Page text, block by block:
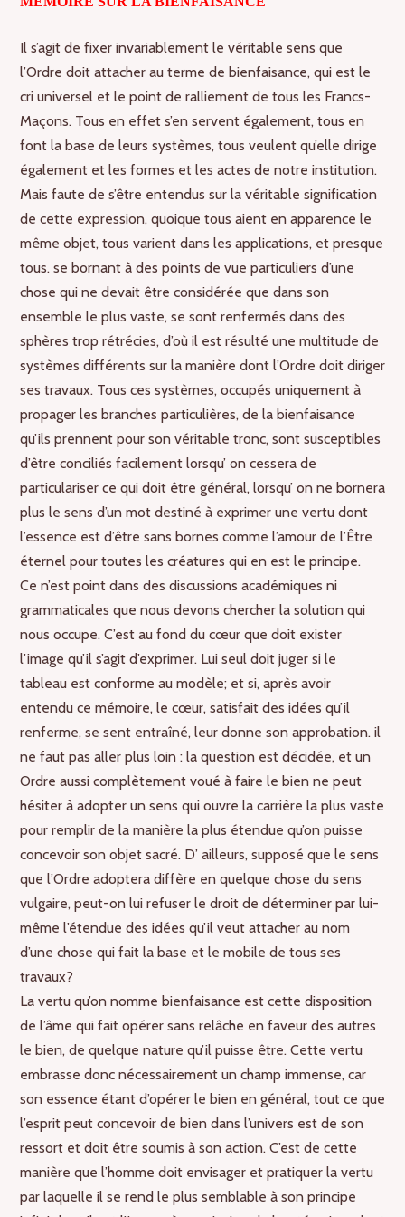
Il s’agit de fixer invariablement le véritable sens que
l’Ordre doit attacher au terme de bienfaisance, qui est le
cri universel et le point de ralliement de tous les Francs-
Maçons. Tous en effet s’en servent également, tous en
font la base de leurs systèmes, tous veulent qu’elle dirige
également et les formes et les actes de notre institution.
Mais faute de s’être entendus sur la véritable signification
de cette expression, quoique tous aient en apparence le
même objet, tous varient dans les applications, et presque
tous. se bornant à des points de vue particuliers d’une
chose qui ne devait être considérée que dans son
ensemble le plus vaste, se sont renfermés dans des
sphères trop rétrécies, d’où il est résulté une multitude de
systèmes différents sur la manière dont l’Ordre doit diriger
ses travaux. Tous ces systèmes, occupés uniquement à
propager les branches particulières, de la bienfaisance
qu’ils prennent pour son véritable tronc, sont susceptibles
d’être conciliés facilement lorsqu’ on cessera de
particulariser ce qui doit être général, lorsqu’ on ne bornera
plus le sens d’un mot destiné à exprimer une vertu dont
l’essence est d’être sans bornes comme l’amour de l’Être
éternel pour toutes les créatures qui en est le principe.
Ce n’est point dans des discussions académiques ni
grammaticales que nous devons chercher la solution qui
nous occupe. C’est au fond du cœur que doit exister
l’image qu’il s’agit d’exprimer. Lui seul doit juger si le
tableau est conforme au modèle; et si, après avoir
entendu ce mémoire, le cœur, satisfait des idées qu’il
renferme, se sent entraîné, leur donne son approbation. il
ne faut pas aller plus loin : la question est décidée, et un
Ordre aussi complètement voué à faire le bien ne peut
hésiter à adopter un sens qui ouvre la carrière la plus vaste
pour remplir de la manière la plus étendue qu’on puisse
concevoir son objet sacré. D’ ailleurs, supposé que le sens
que l’Ordre adoptera diffère en quelque chose du sens
vulgaire, peut-on lui refuser le droit de déterminer par lui-
même l’étendue des idées qu’il veut attacher au nom
d’une chose qui fait la base et le mobile de tous ses
travaux?
La vertu qu’on nomme bienfaisance est cette disposition
de l’âme qui fait opérer sans relâche en faveur des autres
le bien, de quelque nature qu’il puisse être. Cette vertu
embrasse donc nécessairement un champ immense, car
son essence étant d’opérer le bien en général, tout ce que
l’esprit peut concevoir de bien dans l’univers est de son
ressort et doit être soumis à son action. C’est de cette
manière que l’homme doit envisager et pratiquer la vertu
par laquelle il se rend le plus semblable à son principe